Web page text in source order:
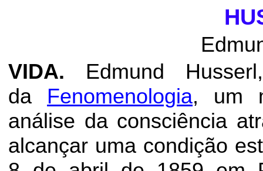
VIDA. Edmund
da Fenomenologia, um
análise da consciência
alcançar uma condição